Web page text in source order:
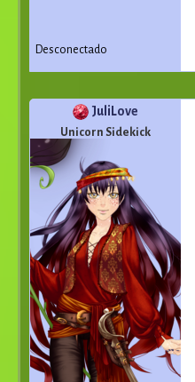
Desconectado
JuliLove
Unicorn Sidekick